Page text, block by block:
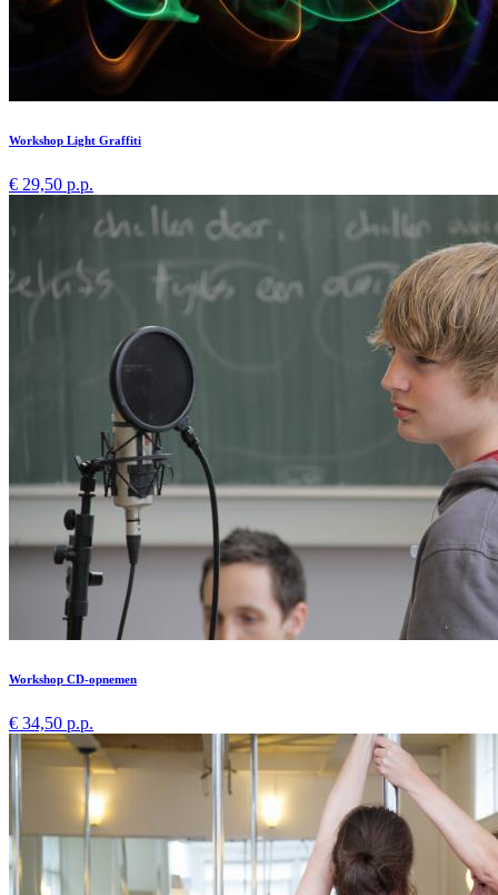
Workshop Light Graffiti
€ 29,50 p.p.
Workshop CD-opnemen
€ 34,50 p.p.